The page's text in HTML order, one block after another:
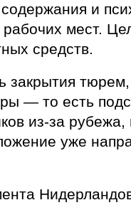
и
рабочих мест.
средств.
закрытия
— то есть
из-за
уже